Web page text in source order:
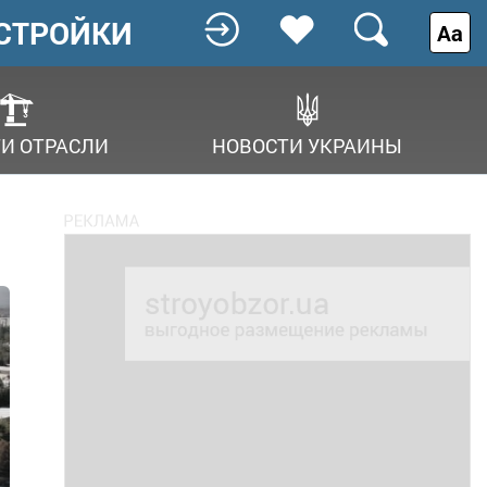
ОТРАСЛИ НОВОСТИ УКРАИНЫ
Аа